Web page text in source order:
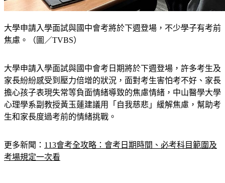
大學申請入學面試與國中會考將於下週登場，不少學子有考前
焦慮。（圖／TVBS）
大學申請入學面試與國中會考日期將於下週登場，許多考生及
家長紛紛感受到壓力倍增的狀況，面對考生害怕考不好、家長
擔心孩子表現失常等負面情緒導致的焦慮情緒，中山醫學大學
心理學系副教授黃玉蓮建議用「自我慈悲」緩解焦慮，幫助考
生和家長度過考前的情緒挑戰。
更多新聞： 113會考全攻略：會考日期時間、必考科目範圍及
考場規定一次看